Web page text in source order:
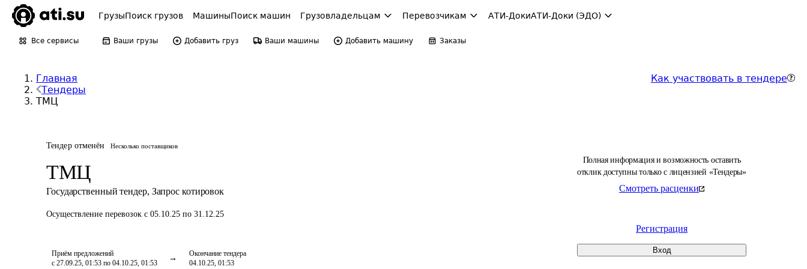
ГрузыПоиск грузов МашиныПоиск машин Грузовладельцам Перевозчикам АТИ-ДокиАТИ-Доки (ЭДО)
Все сервисы Ваши грузы Добавить груз Ваши машины Добавить машину Заказы
Главная
Тендеры
ТМЦ
Как участвовать в тендере
Тендер отменён Несколько поставщиков
ТМЦ
Государственный тендер, Запрос котировок
Осуществление перевозок с 05.10.25 по 31.12.25
Приём предложений
с 27.09.25, 01:53 по 04.10.25, 01:53
Окончание тендера
04.10.25, 01:53
Полная информация и возможность оставить
отклик доступны только с лицензией «Тендеры»
Смотреть расценки
Регистрация
Вход